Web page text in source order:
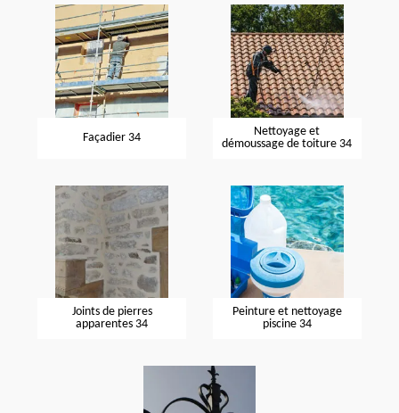
Façadier 34
Nettoyage et
démoussage de toiture 34
Joints de pierres
apparentes 34
Peinture et nettoyage
piscine 34